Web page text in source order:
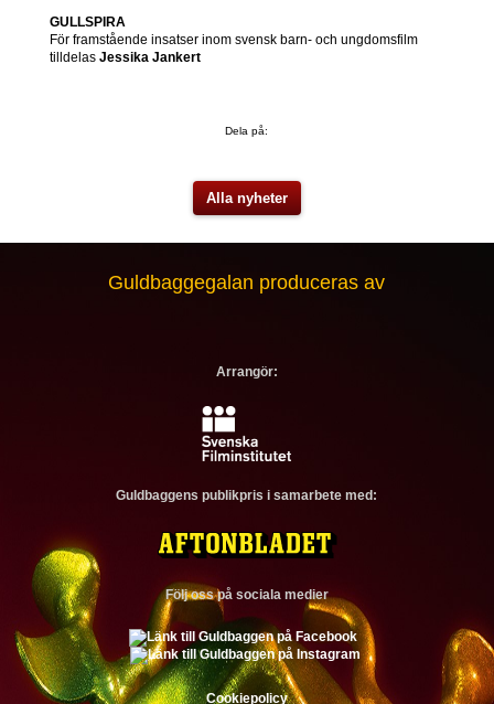
GULLSPIRA
För framstående insatser inom svensk barn- och ungdomsfilm
tilldelas Jessika Jankert
Dela på:
Alla nyheter
Guldbaggegalan produceras av
Arrangör:
Guldbaggens publikpris i samarbete med:
Följ oss på sociala medier
Cookiepolicy